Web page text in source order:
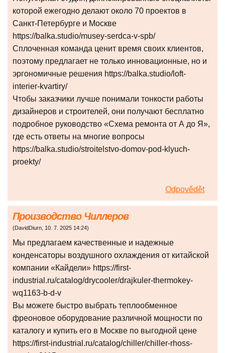
которой ежегодно делают около 70 проектов в
Санкт-Петербурге и Москве
https://balka.studio/musey-serdca-v-spb/
Сплоченная команда ценит время своих клиентов,
поэтому предлагает не только инновационные, но и
эргономичные решения https://balka.studio/loft-
interier-kvartiry/
Чтобы заказчики лучше понимали тонкости работы
дизайнеров и строителей, они получают бесплатно
подробное руководство «Схема ремонта от А до Я»,
где есть ответы на многие вопросы
https://balka.studio/stroitelstvo-domov-pod-klyuch-
proekty/
Odpovědět
Производство Чиллеров
(DavidDiurn, 10. 7. 2025 14:24)
Мы предлагаем качественные и надежные
конденсаторы воздушного охлаждения от китайской
компании «Кайдели» https://first-
industrial.ru/catalog/drycooler/drajkuler-thermokey-
wq1163-b-d-v
Вы можете быстро выбрать теплообменное
фреоновое оборудование различной мощности по
каталогу и купить его в Москве по выгодной цене
https://first-industrial.ru/catalog/chiller/chiller-rhoss-